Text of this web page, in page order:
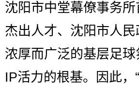
沈阳市中堂幕僚事务
杰出人才、沈阳市人
浓厚而广泛的基层足球
IP活力的根基。因此，